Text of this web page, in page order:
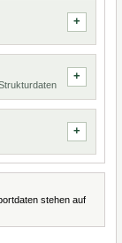
stehen auf